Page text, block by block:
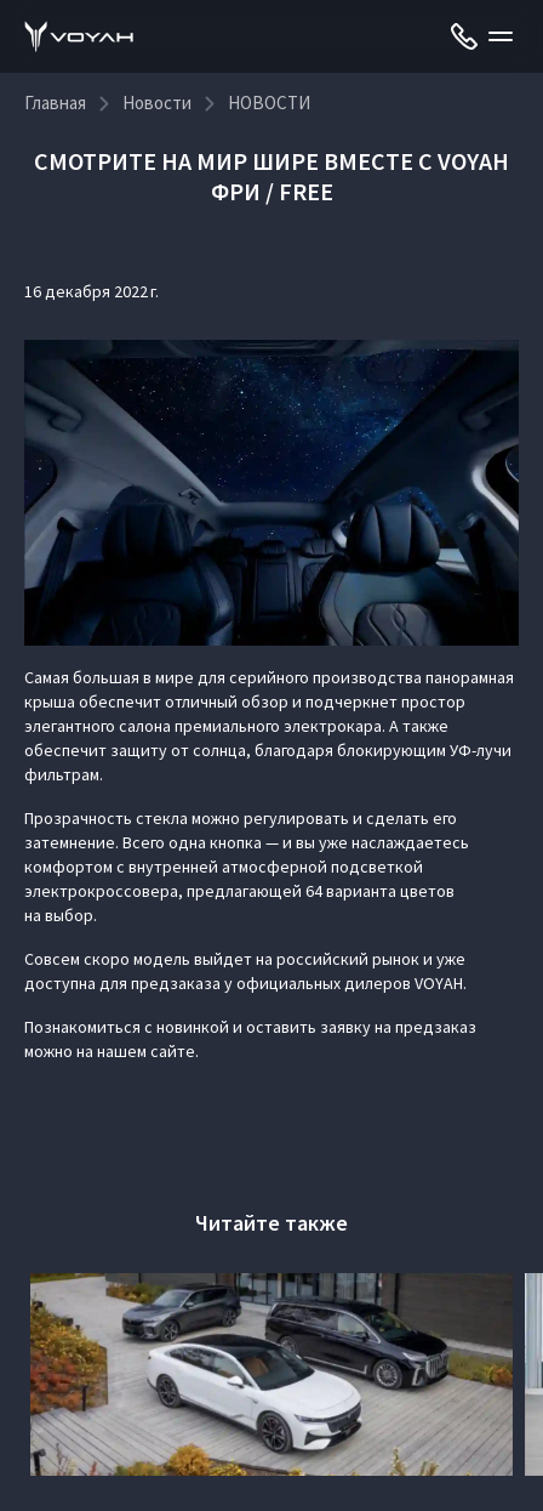
Главная Новости НОВОСТИ
СМОТРИТЕ НА МИР ШИРЕ ВМЕСТЕ С VOYAH
ФРИ / FREE
16 декабря 2022 г.
Самая большая в мире для серийного производства панорамная
крыша обеспечит отличный обзор и подчеркнет простор
элегантного салона премиального электрокара. А также
обеспечит защиту от солнца, благодаря блокирующим УФ-лучи
фильтрам.
Прозрачность стекла можно регулировать и сделать его
затемнение. Всего одна кнопка — и вы уже наслаждаетесь
комфортом с внутренней атмосферной подсветкой
электрокроссовера, предлагающей 64 варианта цветов
на выбор.
Совсем скоро модель выйдет на российский рынок и уже
доступна для предзаказа у официальных дилеров VOYAH.
Познакомиться с новинкой и оставить заявку на предзаказ
можно на нашем сайте.
Читайте также